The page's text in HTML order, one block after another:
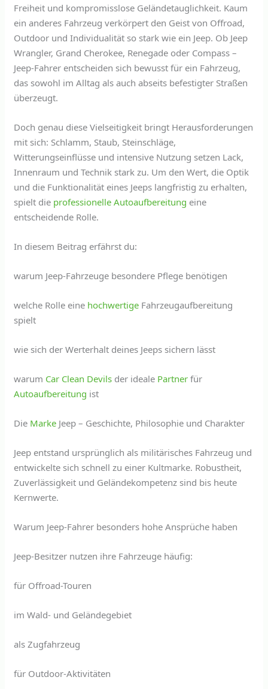
Freiheit und kompromisslose Geländetauglichkeit. Kaum
ein anderes Fahrzeug verkörpert den Geist von Offroad,
Outdoor und Individualität so stark wie ein Jeep. Ob Jeep
Wrangler, Grand Cherokee, Renegade oder Compass –
Jeep-Fahrer entscheiden sich bewusst für ein Fahrzeug,
das sowohl im Alltag als auch abseits befestigter Straßen
überzeugt.
Doch genau diese Vielseitigkeit bringt Herausforderungen
mit sich: Schlamm, Staub, Steinschläge,
Witterungseinflüsse und intensive Nutzung setzen Lack,
Innenraum und Technik stark zu. Um den Wert, die Optik
und die Funktionalität eines Jeeps langfristig zu erhalten,
spielt die professionelle Autoaufbereitung eine
entscheidende Rolle.
In diesem Beitrag erfährst du:
warum Jeep-Fahrzeuge besondere Pflege benötigen
welche Rolle eine hochwertige Fahrzeugaufbereitung
spielt
wie sich der Werterhalt deines Jeeps sichern lässt
warum Car Clean Devils der ideale Partner für
Autoaufbereitung ist
Die Marke Jeep – Geschichte, Philosophie und Charakter
Jeep entstand ursprünglich als militärisches Fahrzeug und
entwickelte sich schnell zu einer Kultmarke. Robustheit,
Zuverlässigkeit und Geländekompetenz sind bis heute
Kernwerte.
Warum Jeep-Fahrer besonders hohe Ansprüche haben
Jeep-Besitzer nutzen ihre Fahrzeuge häufig:
für Offroad-Touren
im Wald- und Geländegebiet
als Zugfahrzeug
für Outdoor-Aktivitäten